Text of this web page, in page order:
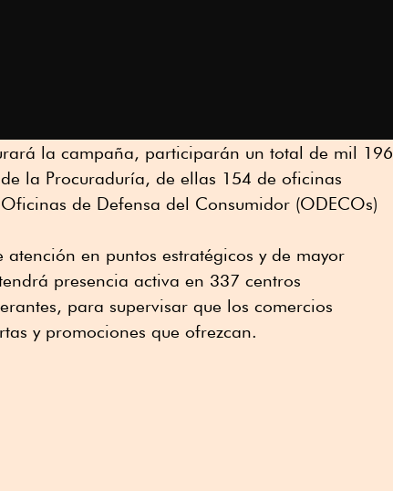
la campaña, participarán un total de mil 196
la Procuraduría, de ellas 154 de oficinas
de Defensa del Consumidor (ODECOs)
en puntos estratégicos y de mayor
presencia activa en 337 centros
para supervisar que los comercios
y promociones que ofrezcan.